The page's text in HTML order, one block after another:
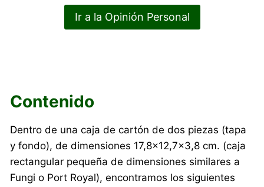
Ir a la Opinión Personal
Contenido
Dentro de una caja de cartón de dos piezas (tapa
y fondo), de dimensiones 17,8×12,7×3,8 cm. (caja
rectangular pequeña de dimensiones similares a
Fungi o Port Royal), encontramos los siguientes